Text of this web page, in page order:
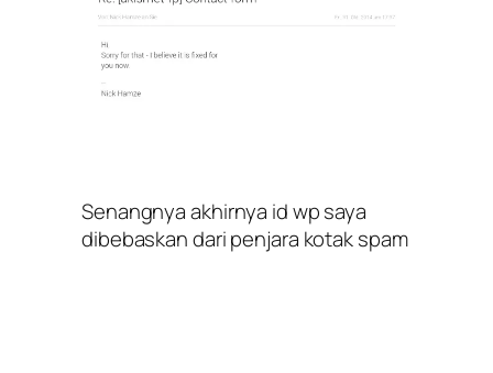
Senangnya akhirnya id wp saya
dibebaskan dari penjara kotak spam